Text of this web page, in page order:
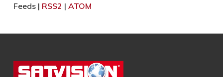
Feeds | RSS2 | ATOM